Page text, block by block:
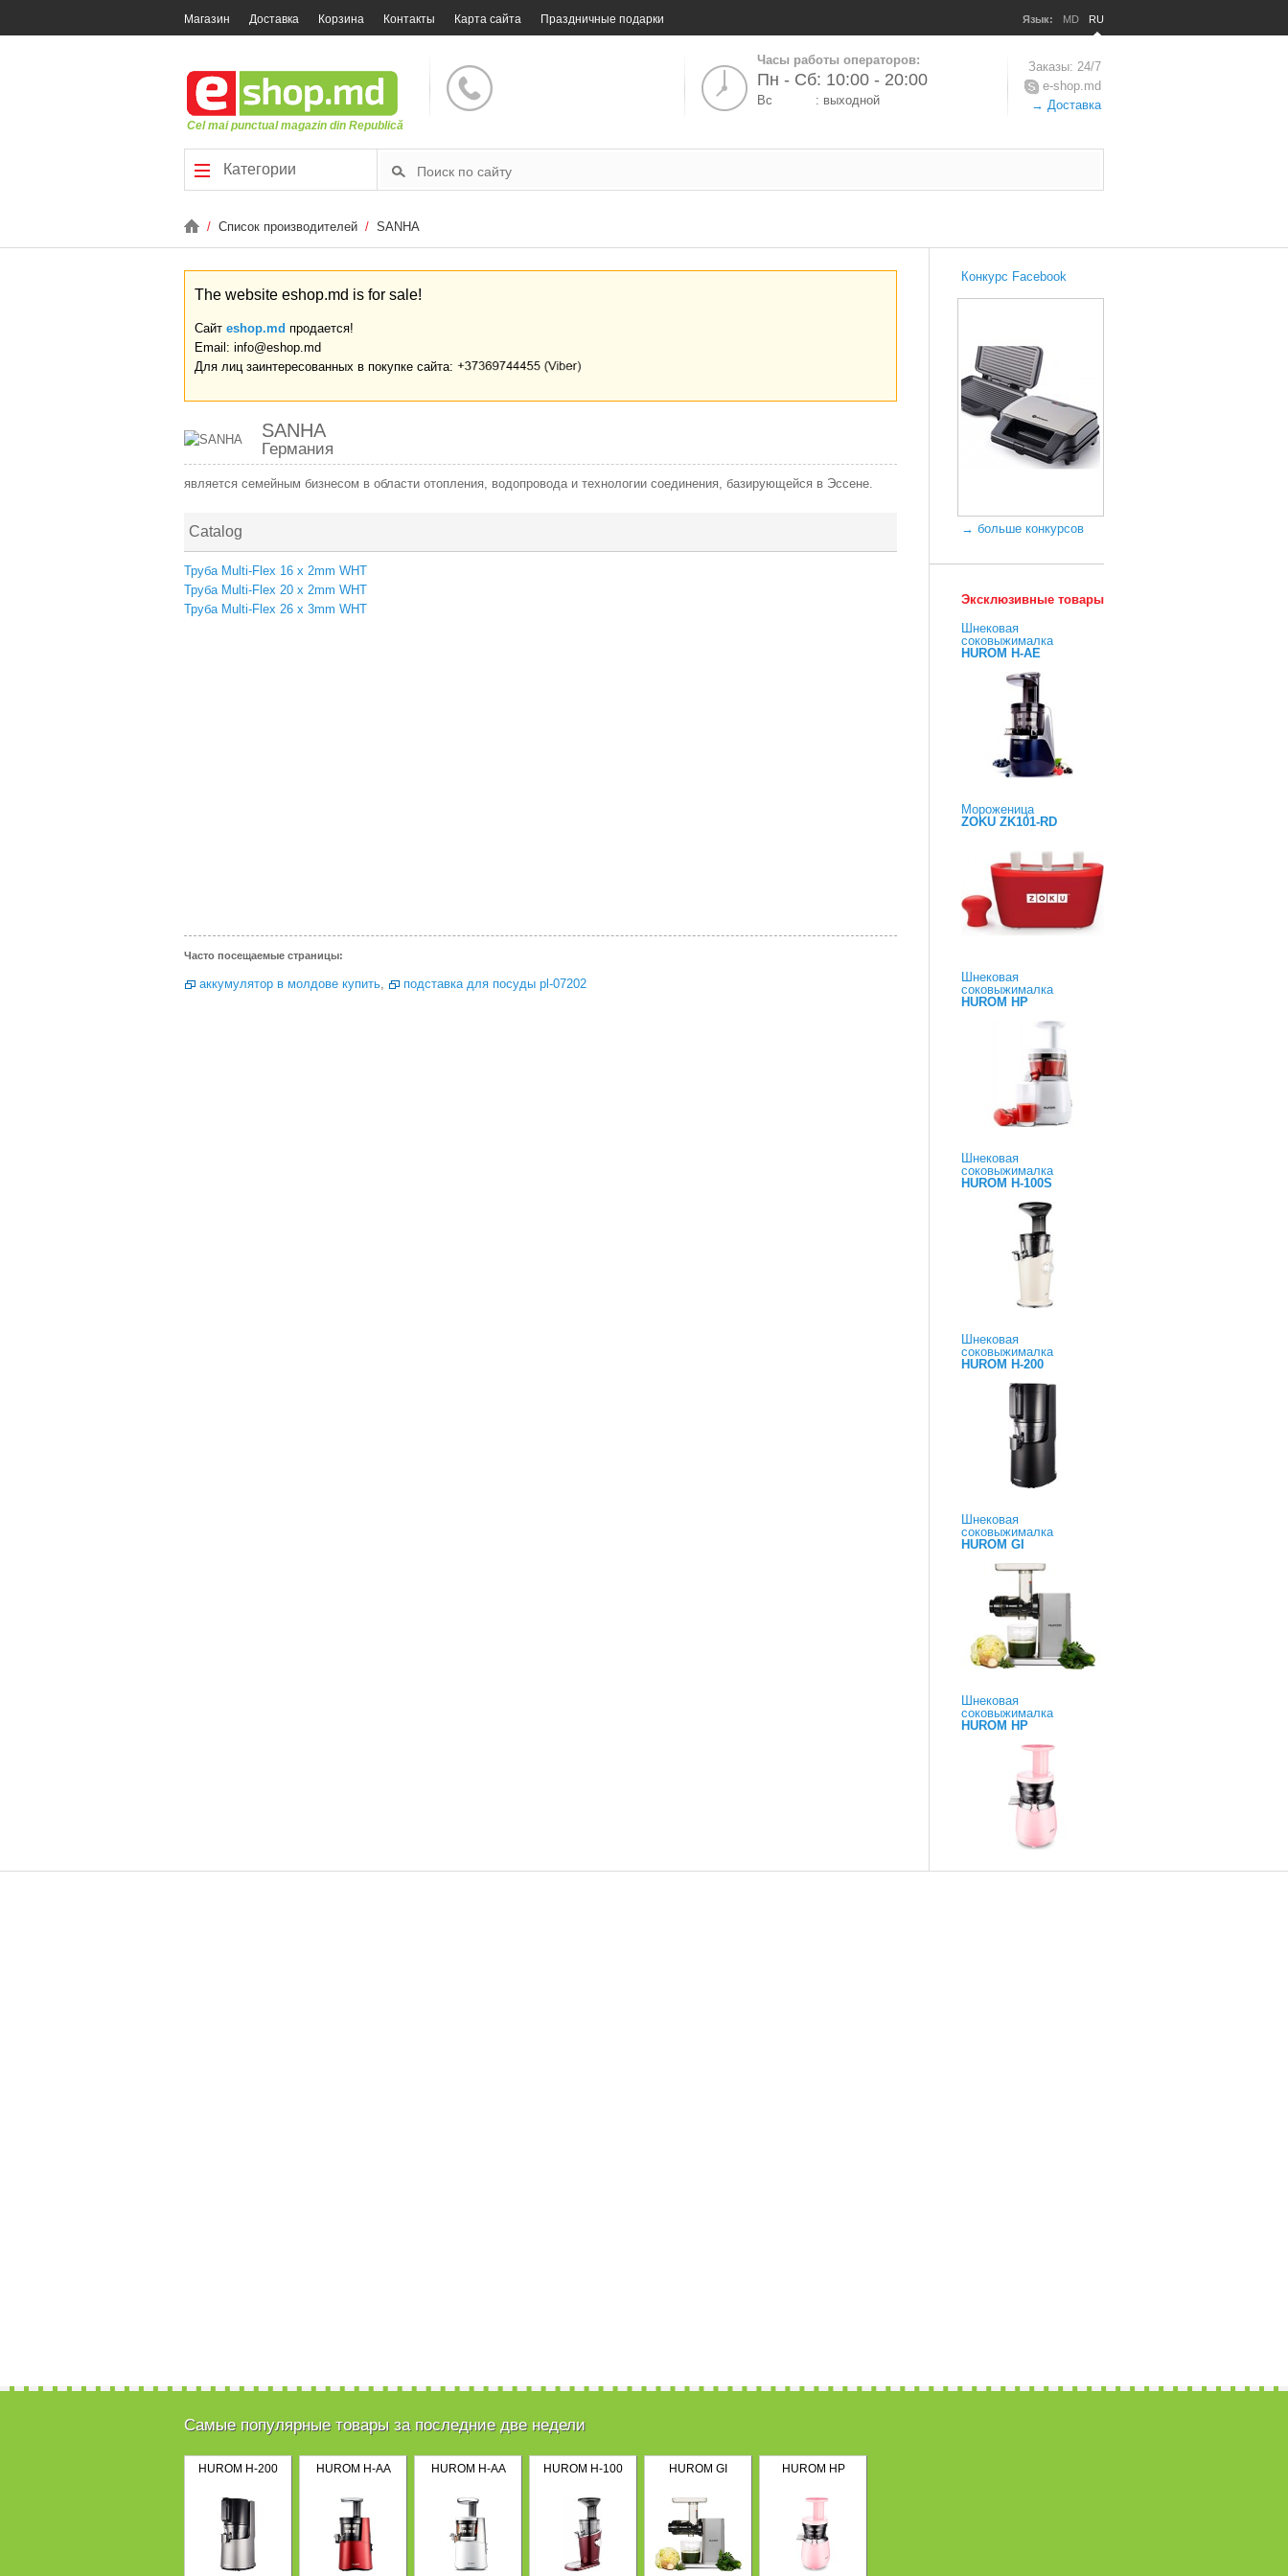
Магазин Доставка Корзина Контакты Карта сайта Праздничные подарки Язык: MD RU
Cel mai punctual magazin din Republică
Часы работы операторов:
Пн - Сб: 10:00 - 20:00
Вс : выходной
Заказы: 24/7
e-shop.md
→ Доставка
Категории
/ Список производителей / SANHA
The website eshop.md is for sale!
Сайт eshop.md продается!
Email: info@eshop.md
Для лиц заинтересованных в покупке сайта:
SANHA
Германия
является семейным бизнесом в области отопления, водопровода и технологии соединения, базирующейся в Эссене.
Catalog
Труба Multi-Flex 16 х 2mm WHT
Труба Multi-Flex 20 х 2mm WHT
Труба Multi-Flex 26 х 3mm WHT
Часто посещаемые страницы:
аккумулятор в молдове купить, подставка для посуды pl-07202
Конкурс Facebook
→ больше конкурсов
Эксклюзивные товары
Шнековая
соковыжималка
HUROM H-AE
Мороженица
ZOKU ZK101-RD
Шнековая
соковыжималка
HUROM HP
Шнековая
соковыжималка
HUROM H-100S
Шнековая
соковыжималка
HUROM H-200
Шнековая
соковыжималка
HUROM GI
Шнековая
соковыжималка
HUROM HP
Самые популярные товары за последние две недели
HUROM H-200 HUROM H-AA HUROM H-AA HUROM H-100 HUROM GI HUROM HP